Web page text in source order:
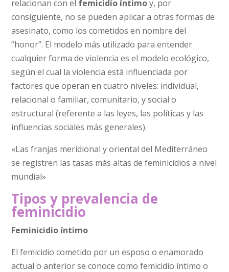
relacionan con el femicidio íntimoy, por
consiguiente, no se pueden aplicar a otras formas de
asesinato, como los cometidos en nombre del
“honor”. El modelo más utilizado para entender
cualquier forma de violencia es el modelo ecológico,
según el cual la violencia está influenciada por
factores que operan en cuatro niveles: individual,
relacional o familiar, comunitario, y social o
estructural (referente a las leyes, las políticas y las
influencias sociales más generales).
«Las franjas meridional y oriental del Mediterráneo
se registren las tasas más altas de feminicidios a nivel
mundial»
Tipos y prevalencia de
feminicidio
Feminicidio íntimo
El femicidio cometido por un esposo o enamorado
actual o anterior se conoce como femicidio íntimo o